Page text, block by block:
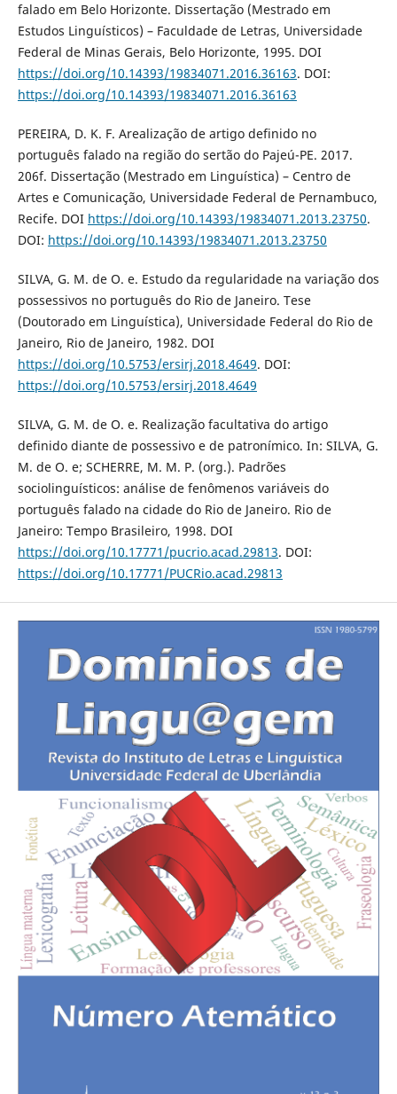
falado em Belo Horizonte. Dissertação (Mestrado em
Estudos Linguísticos) – Faculdade de Letras, Universidade
Federal de Minas Gerais, Belo Horizonte, 1995. DOI
https://doi.org/10.14393/19834071.2016.36163. DOI:
https://doi.org/10.14393/19834071.2016.36163
PEREIRA, D. K. F. Arealização de artigo definido no
português falado na região do sertão do Pajeú-PE. 2017.
206f. Dissertação (Mestrado em Linguística) – Centro de
Artes e Comunicação, Universidade Federal de Pernambuco,
Recife. DOI https://doi.org/10.14393/19834071.2013.23750.
DOI: https://doi.org/10.14393/19834071.2013.23750
SILVA, G. M. de O. e. Estudo da regularidade na variação dos
possessivos no português do Rio de Janeiro. Tese
(Doutorado em Linguística), Universidade Federal do Rio de
Janeiro, Rio de Janeiro, 1982. DOI
https://doi.org/10.5753/ersirj.2018.4649. DOI:
https://doi.org/10.5753/ersirj.2018.4649
SILVA, G. M. de O. e. Realização facultativa do artigo
definido diante de possessivo e de patronímico. In: SILVA, G.
M. de O. e; SCHERRE, M. M. P. (org.). Padrões
sociolinguísticos: análise de fenômenos variáveis do
português falado na cidade do Rio de Janeiro. Rio de
Janeiro: Tempo Brasileiro, 1998. DOI
https://doi.org/10.17771/pucrio.acad.29813. DOI:
https://doi.org/10.17771/PUCRio.acad.29813